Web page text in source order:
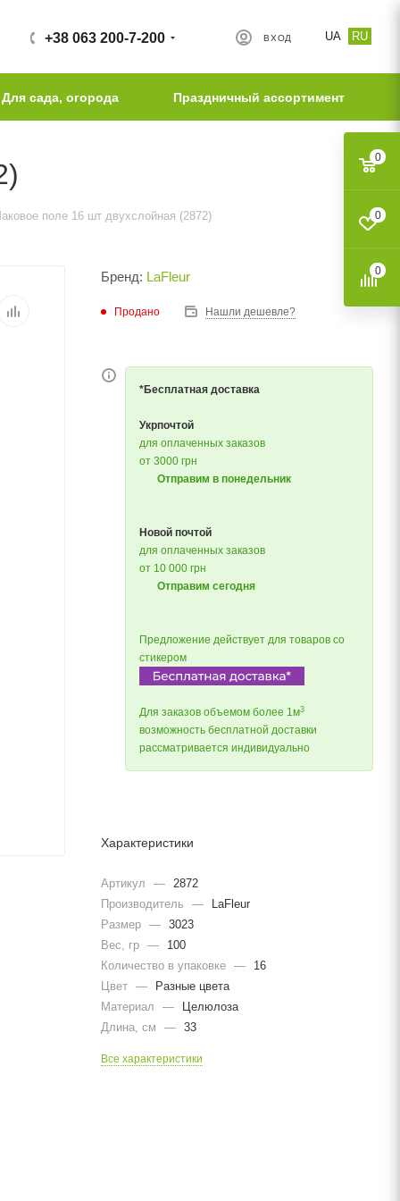
UA RU
ВХОД
+38 063 200-7-200
Для сада, огорода Праздничный ассортимент
поле 16 шт двухслойная (2872)
Бренд: LaFleur
Продано Нашли дешевле?
*Бесплатная доставка
Укрпочтой
для оплаченных заказов
от 3000 грн
Отправим в понедельник
Новой почтой
для оплаченных заказов
от 10 000 грн
Отправим сегодня
Предложение действует для товаров со
стикером
Для заказов объемом более 1м3
возможность бесплатной доставки
рассматривается индивидуально
Характеристики
Артикул —
2872
Производитель
—
LaFleur
Размер — 3023
Вес, гр —
100
Количество в упаковке —
16
Цвет —
Разные цвета
Материал
—
Целюлоза
Длина, cм
— 33
Все характеристики
0
0
0